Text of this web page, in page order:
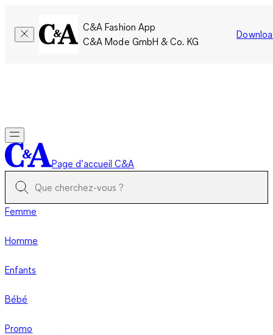
C&A Fashion App
C&A Mode GmbH & Co. KG
Page d’accueil C&A
Femme
Homme
Enfants
Bébé
Promo